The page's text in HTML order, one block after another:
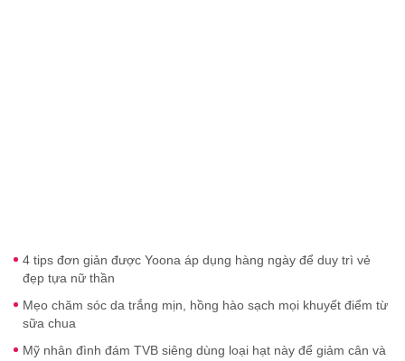
4 tips đơn giản được Yoona áp dụng hàng ngày để duy trì vẻ
đẹp tựa nữ thần
Mẹo chăm sóc da trắng mịn, hồng hào sạch mọi khuyết điểm từ
sữa chua
Mỹ nhân đình đám TVB siêng dùng loại hạt này để giảm cân và